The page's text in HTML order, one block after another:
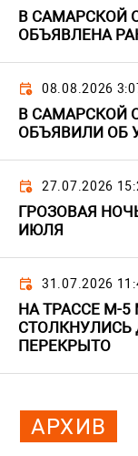
В САМАРСКОЙ
ОБЪЯВЛЕНА
08.08.2026
В САМАРСКОЙ
ОБЪЯВИЛИ ОБ
27.07.2026
ГРОЗОВАЯ
ИЮЛЯ
31.07.2026
НА ТРАССЕ М-
СТОЛКНУЛИСЬ
ПЕРЕКРЫТО
АРХИВ